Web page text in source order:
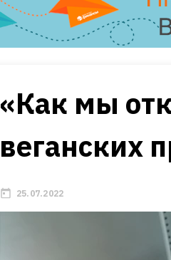
«Как мы
веганских
25.07.2022